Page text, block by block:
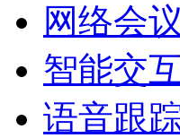
网络会
智能交
语音跟